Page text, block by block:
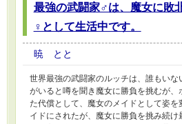
最強の武闘家♂は、魔女に敗
♀として生活中です。
暁 とと
世界最強の武闘家のルッチは、誰もい
がいると噂を聞き魔女に勝負を挑むが、
た代償として、魔女のメイドとして姿を
イドにされたが、魔女に勝負を挑み続け